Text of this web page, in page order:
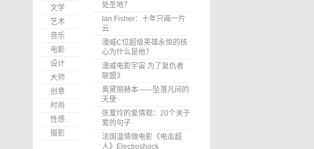
文学
艺术
音乐
电影
设计
大师
创意
时尚
性感
摄影
处圣地？
Ian Fisher：十年只画一片
云
漫威C位超级英雄永恒的核
心为什么是他？
漫威电影宇宙 为了复仇者
联盟3
奥黛丽赫本——坠落凡间的
天使
张爱玲的爱情观：20个关于
爱的句子
法国温情微电影《电击超
人》Electroshock